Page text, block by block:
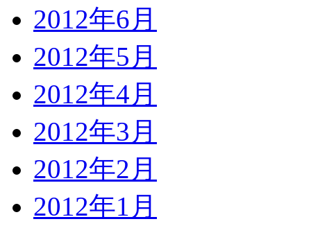
2012年6月
2012年5月
2012年4月
2012年3月
2012年2月
2012年1月